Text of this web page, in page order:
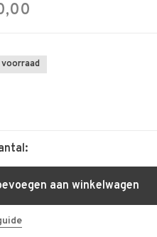
voorraad
aan winkelwagen